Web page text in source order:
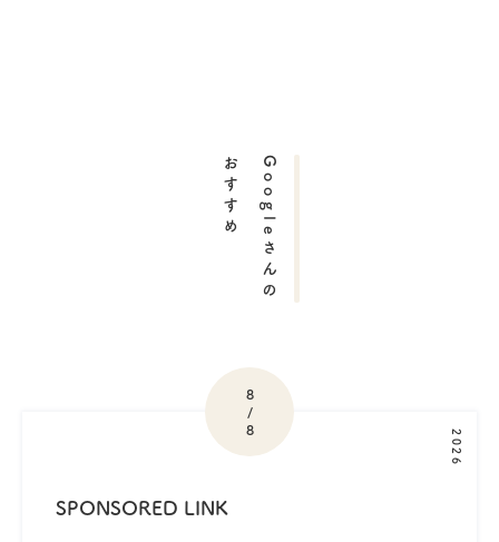
Googleさんの
おすすめ
8
/
8
2026
SPONSORED LINK